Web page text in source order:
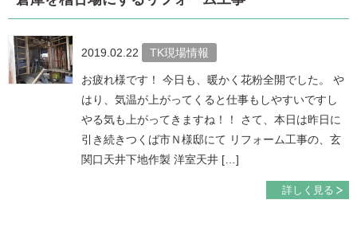
2019.02.22 TK現場情報
お疲れ様です！ 今日も、暖かく花粉全開でした。 や
はり、気温が上がってくると仕事もしやすいですし
やる気も上がってきますね！！ さて、本日は昨日に
引き続きつくば市Ｎ様邸にて リフォーム工事の、玄
関口天井下地作製 洋室天井 […]
詳しく見る